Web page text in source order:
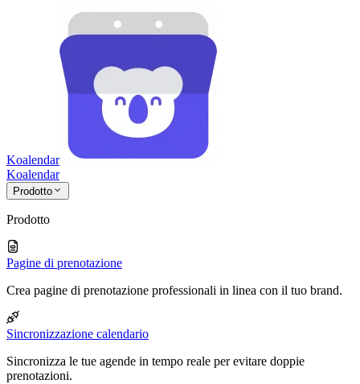
Koalendar
Koalendar
Prodotto
Prodotto
Pagine di prenotazione
Crea pagine di prenotazione professionali in linea con il tuo brand.
Sincronizzazione calendario
Sincronizza le tue agende in tempo reale per evitare doppie
prenotazioni.